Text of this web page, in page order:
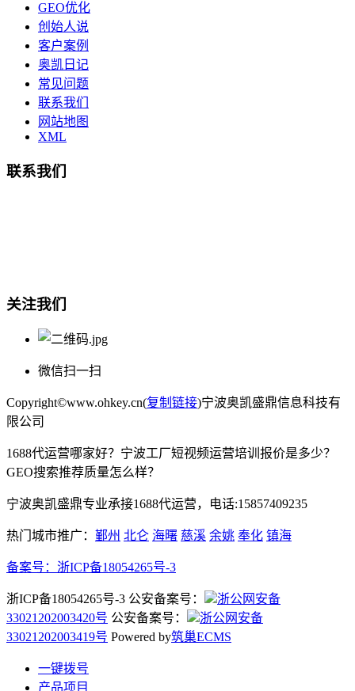
GEO优化
创始人说
客户案例
奥凯日记
常见问题
联系我们
网站地图
XML
联系我们
关注我们
微信扫一扫
Copyright©www.ohkey.cn(复制链接)宁波奥凯盛鼎信息科技有
限公司
1688代运营哪家好？宁波工厂短视频运营培训报价是多少？
GEO搜索推荐质量怎么样？
宁波奥凯盛鼎专业承接1688代运营，电话:15857409235
热门城市推广： 鄞州 北仑 海曙 慈溪 余姚 奉化 镇海
备案号： 浙ICP备18054265号-3
浙ICP备18054265号-3 公安备案号：
浙公网安备
33021202003420号 公安备案号：
浙公网安备
33021202003419号 Powered by筑巢ECMS
一键拨号
产品项目